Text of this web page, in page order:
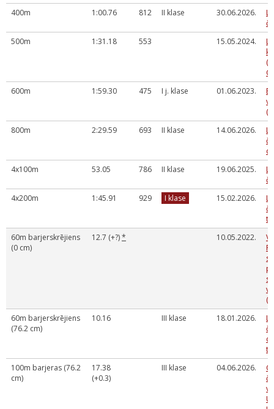
400m
1:00.76 812 II klase 30.06.2026.
500m
1:31.18 553 15.05.2024.
600m
1:59.30 475 I j. klase 01.06.2023.
800m
2:29.59 693 II klase 14.06.2026.
4x100m
53.05 786 II klase 19.06.2025.
4x200m
1:45.91 929 I klase 15.02.2026.
60m barjerskrējiens
(0 cm)
12.7 (+?)* 10.05.2022.
60m barjerskrējiens
(76.2 cm)
10.16 III klase 18.01.2026.
100m barjeras (76.2
cm)
17.38
(+0.3)
III klase 04.06.2026.